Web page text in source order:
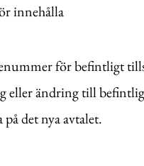
innehålla
för befintligt
eller ändring till
på det nya avtalet.